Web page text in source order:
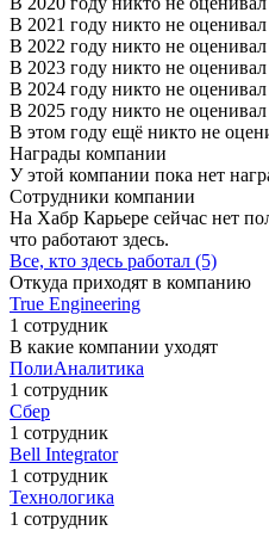
В 2021 году никто не
В 2022 году никто не
В 2023 году никто не
В 2024 году никто не
В 2025 году никто не
В этом году ещё никто не
Награды компании
У этой компании пока нет
Сотрудники компании
На Хабр Карьере сейчас нет
что работают здесь.
Все, кто здесь работал (5)
Откуда приходят в компанию
True Engineering
1 сотрудник
В какие компании уходят
ПолиАналитика
1 сотрудник
Сбер
1 сотрудник
Bell Integrator
1 сотрудник
Технологика
1 сотрудник